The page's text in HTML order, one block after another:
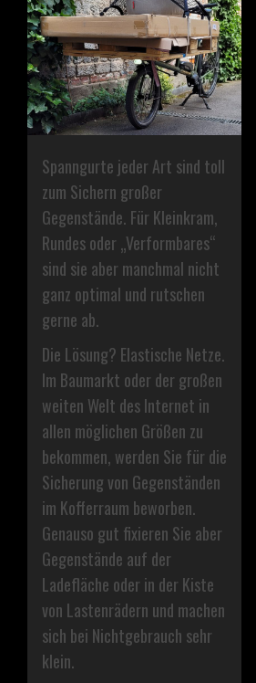
Spanngurte jeder Art sind toll
zum Sichern großer
Gegenstände. Für Kleinkram,
Rundes oder „Verformbares“
sind sie aber manchmal nicht
ganz optimal und rutschen
gerne ab.
Die Lösung? Elastische Netze.
Im Baumarkt oder der großen
weiten Welt des Internet in
allen möglichen Größen zu
bekommen, werden Sie für die
Sicherung von Gegenständen
im Kofferraum beworben.
Genauso gut fixieren Sie aber
Gegenstände auf der
Ladefläche oder in der Kiste
von Lastenrädern und machen
sich bei Nichtgebrauch sehr
klein.